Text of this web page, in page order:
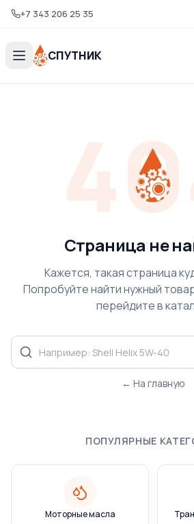
+7 343 206 25 35
СПУТНИК
404
Страница не
Кажется, такая страница
Попробуйте найти нужный
перейдите в
← На главную
ПОПУЛЯРНЫЕ
Моторные масла